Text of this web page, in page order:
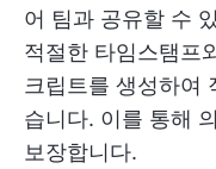
어 팀과 공유할 수
적절한 타임스탬프
크립트를 생성하여
습니다. 이를 통해
보장합니다.